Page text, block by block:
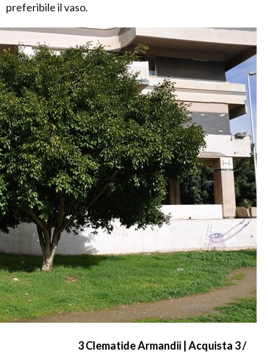
preferibile il vaso.
3 Clematide Armandii | Acquista 3 /